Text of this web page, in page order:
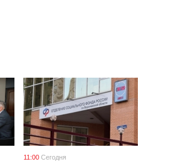
11:00 Сегодня